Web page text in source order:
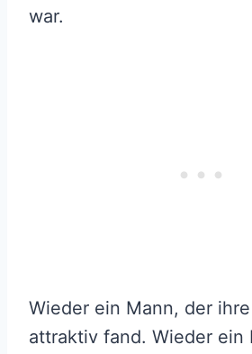
war.
Wieder ein Mann, der
attraktiv fand. Wieder ein